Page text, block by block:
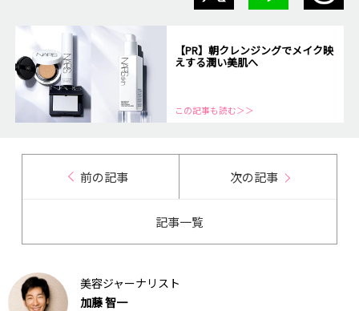
【PR】朝クレンジングでメイク映
えする潤い美肌へ
この記事も読む＞＞
前の記事 次の記事
記事一覧
美容ジャーナリスト
加藤 智一